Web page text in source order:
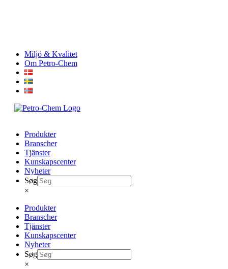
content
Miljö & Kvalitet
Om Petro-Chem
Produkter
Branscher
Tjänster
Kunskapscenter
Nyheter
Søg
×
Produkter
Branscher
Tjänster
Kunskapscenter
Nyheter
Søg
×